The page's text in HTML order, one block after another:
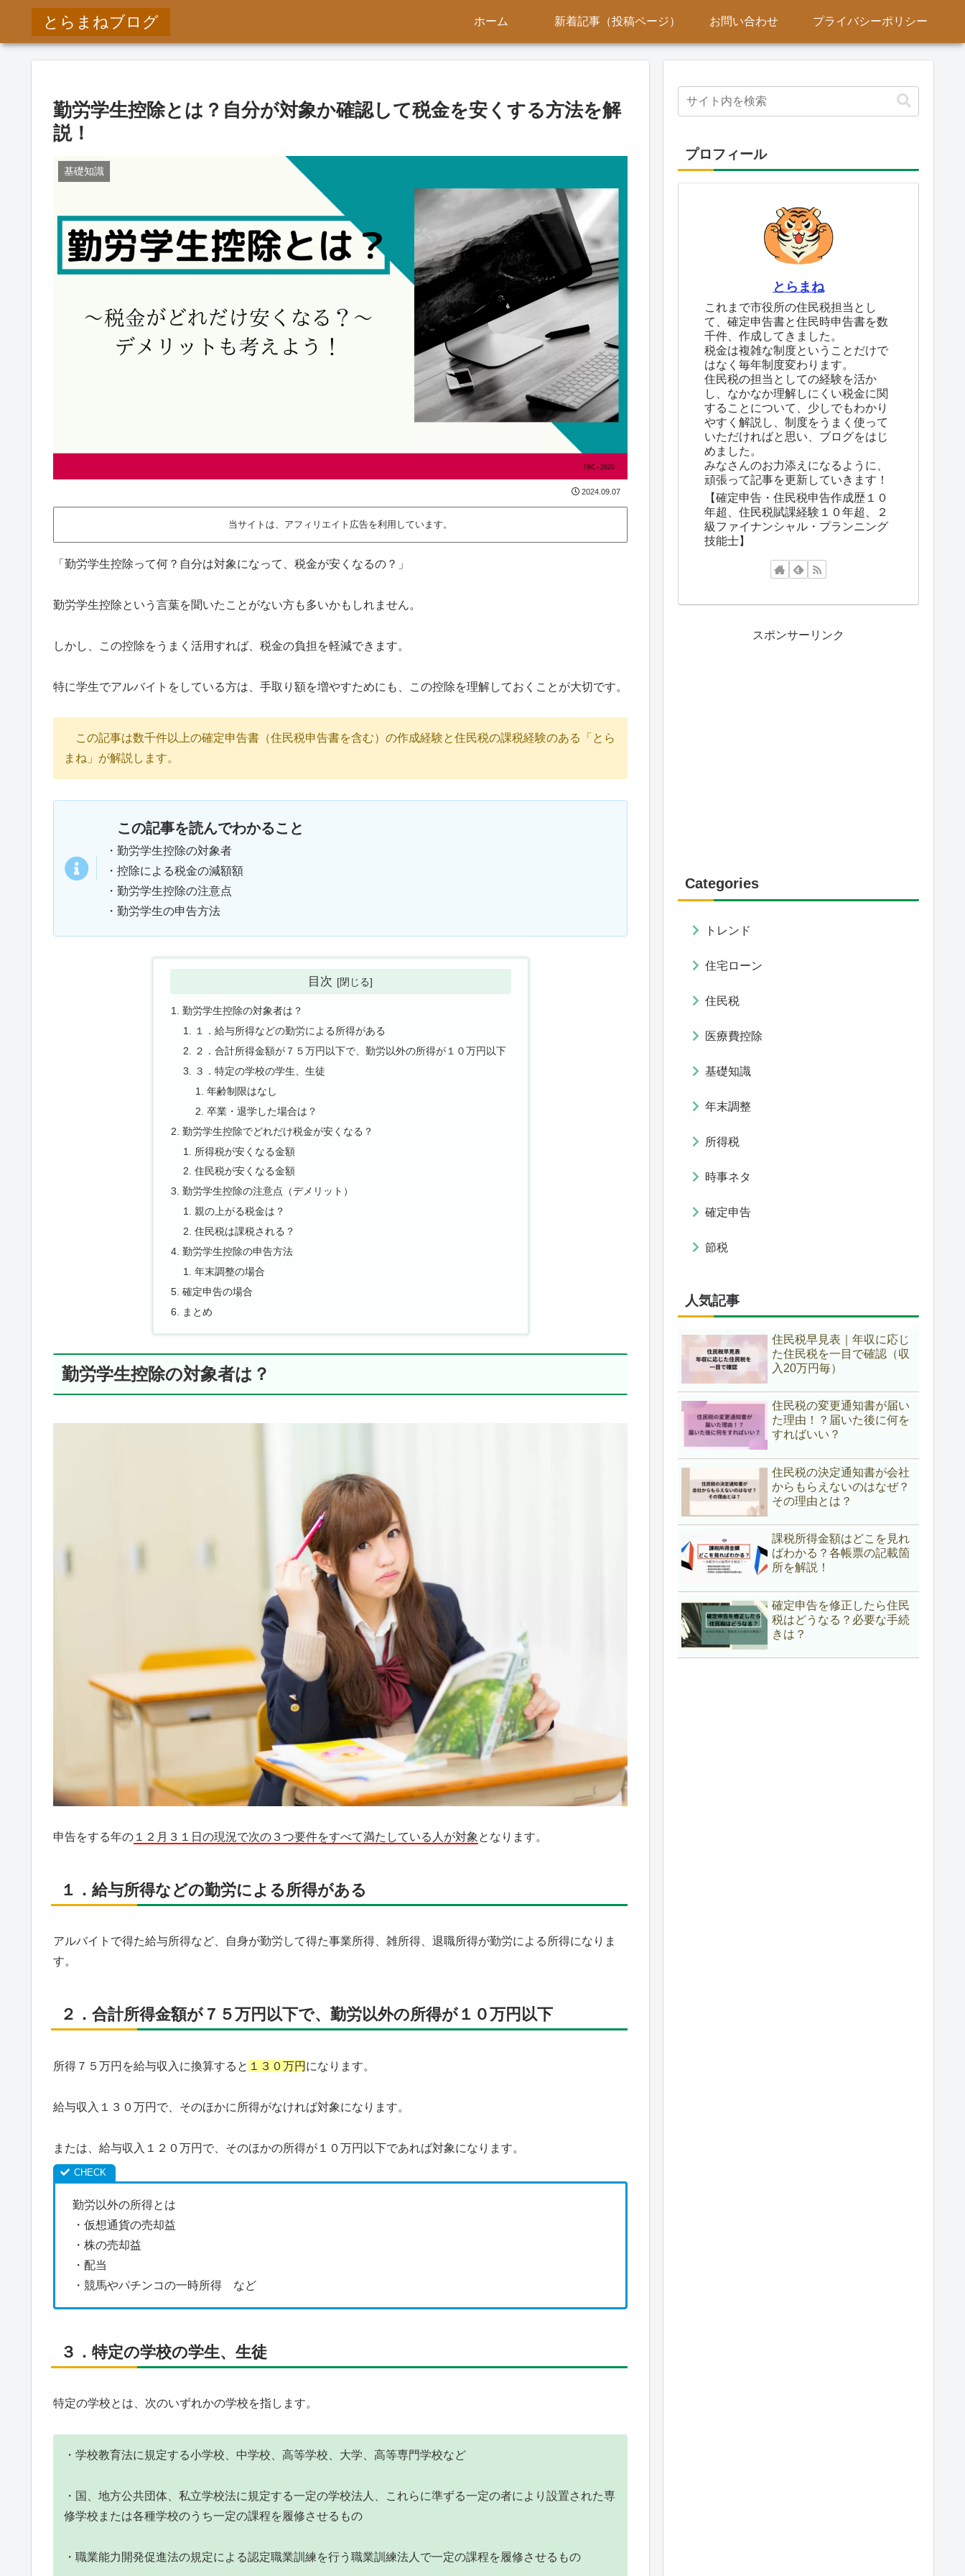
とらまねブログ ホーム 新着記事（投稿ページ） お問い合わせ プライバシーポリシー
勤労学生控除とは？自分が対象か確認して税金を安くする方法を解
説！
基礎知識
2024.09.07
当サイトは、アフィリエイト広告を利用しています。
「勤労学生控除って何？自分は対象になって、税金が安くなるの？」
勤労学生控除という言葉を聞いたことがない方も多いかもしれません。
しかし、この控除をうまく活用すれば、税金の負担を軽減できます。
特に学生でアルバイトをしている方は、手取り額を増やすためにも、この控除を理解しておくことが大切です。
この記事は数千件以上の確定申告書（住民税申告書を含む）の作成経験と住民税の課税経験のある「とら
まね」が解説します。
この記事を読んでわかること
・勤労学生控除の対象者
・控除による税金の減額額
・勤労学生控除の注意点
・勤労学生の申告方法
目次
勤労学生控除の対象者は？
１．給与所得などの勤労による所得がある
２．合計所得金額が７５万円以下で、勤労以外の所得が１０万円以下
３．特定の学校の学生、生徒
年齢制限はなし
卒業・退学した場合は？
勤労学生控除でどれだけ税金が安くなる？
所得税が安くなる金額
住民税が安くなる金額
勤労学生控除の注意点（デメリット）
親の上がる税金は？
住民税は課税される？
勤労学生控除の申告方法
年末調整の場合
確定申告の場合
まとめ
勤労学生控除の対象者は？
申告をする年の １２月３１日の現況で次の３つ要件をすべて満たしている人が対象 となります。
１．給与所得などの勤労による所得がある
アルバイトで得た給与所得など、自身が勤労して得た事業所得、雑所得、退職所得が勤労による所得になりま
す。
２．合計所得金額が７５万円以下で、勤労以外の所得が１０万円以下
所得７５万円を給与収入に換算すると １３０万円 になります。
給与収入１３０万円で、そのほかに所得がなければ対象になります。
または、給与収入１２０万円で、そのほかの所得が１０万円以下であれば対象になります。
勤労以外の所得とは
・仮想通貨の売却益
・株の売却益
・配当
・競馬やパチンコの一時所得 など
３．特定の学校の学生、生徒
特定の学校とは、次のいずれかの学校を指します。
・学校教育法に規定する小学校、中学校、高等学校、大学、高等専門学校など
・国、地方公共団体、私立学校法に規定する一定の学校法人、これらに準ずる一定の者により設置された専
修学校または各種学校のうち一定の課程を履修させるもの
・職業能力開発促進法の規定による認定職業訓練を行う職業訓練法人で一定の課程を履修させるもの
プロフィール
とらまね
これまで市役所の住民税担当とし
て、確定申告書と住民時申告書を数
千件、作成してきました。
税金は複雑な制度ということだけで
はなく毎年制度変わります。
住民税の担当としての経験を活か
し、なかなか理解しにくい税金に関
することについて、少しでもわかり
やすく解説し、制度をうまく使って
いただければと思い、ブログをはじ
めました。
みなさんのお力添えになるように、
頑張って記事を更新していきます！
【確定申告・住民税申告作成歴１０
年超、住民税賦課経験１０年超、２
級ファイナンシャル・プランニング
技能士】
スポンサーリンク
Categories
トレンド
住宅ローン
住民税
医療費控除
基礎知識
年末調整
所得税
時事ネタ
確定申告
節税
人気記事
住民税早見表｜年収に応じ
た住民税を一目で確認（収
入20万円毎）
住民税の変更通知書が届い
た理由！？届いた後に何を
すればいい？
住民税の決定通知書が会社
からもらえないのはなぜ？
その理由とは？
課税所得金額はどこを見れ
ばわかる？各帳票の記載箇
所を解説！
確定申告を修正したら住民
税はどうなる？必要な手続
きは？